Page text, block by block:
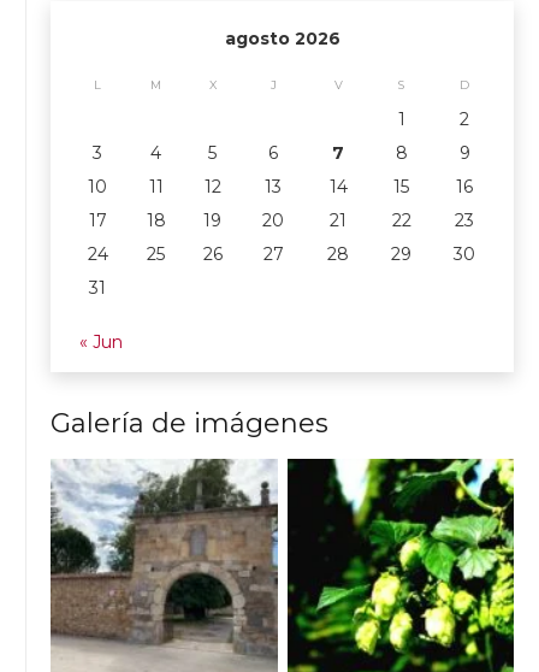
agosto 2026
L M X J V S D
1
2
3
4 5 6 7 8
9
10
11 12 13 14 15
16
17
18 19 20 21 22
23
24
25 26 27 28 29
30
31
« Jun
Galería de imágenes